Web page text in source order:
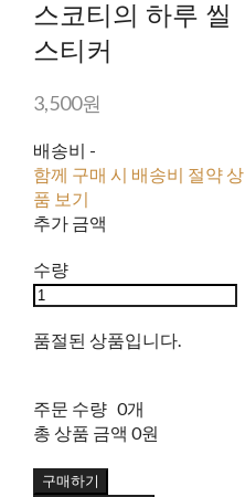
스코티의 하루 씰
스티커
3,500원
배송비 -
함께 구매 시 배송비 절약 상
품 보기
추가 금액
수량
품절된 상품입니다.
주문 수량 0개
총 상품 금액 0원
구매하기